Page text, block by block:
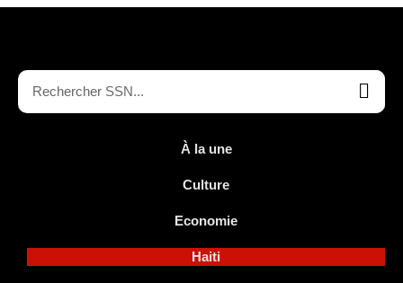
À la une
Culture
Economie
Haiti